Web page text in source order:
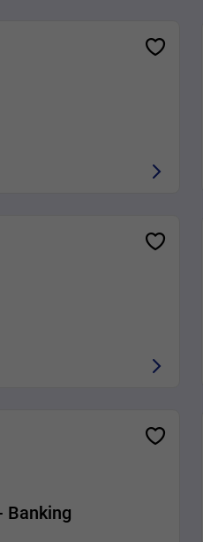
Banking